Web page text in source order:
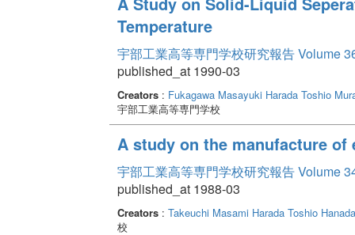
Temperature
宇部工業高等専門学校研究報告 Volume
published_at 1990-03
Creators: Fukagawa Masayuki Harada Toshio
宇部工業高等専門学校
A study on the manufacture
宇部工業高等専門学校研究報告 Volume
published_at 1988-03
Creators: Takeuchi Masami Harada Toshio
校